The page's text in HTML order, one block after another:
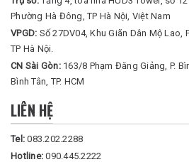
Phường Hà Đông, TP Hà Nội, Việt Nam
VPGD: Số 27DV04, Khu Giãn Dân Mộ Lao,
TP Hà Nội.
CN Sài Gòn: 163/8 Phạm Đăng Giảng, P.
Bình Tân, TP. HCM
LIÊN HỆ
Tel:083.202.2288
Hotline:090.445.2222